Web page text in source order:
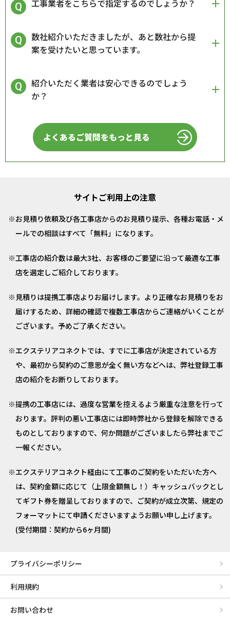
工事業者をこちらで指定するのでしょうか？
数社紹介いただきましたが、あと数社から提
案を受けたいと思っています。
紹介いただく業者は安心できるのでしょう
か？
よくあるご質問をもっと見る
サイトご利用上の注意
お見積り依頼及び各工事店からのお見積り提示、各種お電話・メ
ールでの相談はすべて「無料」になります。
工事店の紹介数は最大3社、お客様のご要望に沿って最適な工事
店を選定しご紹介しております。
見積りは提携工事店よりお届けします。より正確なお見積りをお
届けするため、詳細の確認で複数工事店からご連絡がいくことが
ございます。予めご了承ください。
エクステリアコネクトでは、すでに工事店が決定されている方
や、最初から契約のご意思が全く無い方などへは、弊社登録工事
店の紹介をお断りしております。
提携の工事店には、過度な営業を控えるよう厳重な注意を行って
おります。評判の悪い工事店には即時弊社から登録を解除できる
ものとしておりますので、何か問題がございましたら弊社までご
一報ください。
エクステリアコネクト経由にて工事のご契約をいただいた方へ
は、契約金額に応じて（上限金額無し！）キャッシュバックとし
てギフト券を贈呈しておりますので、ご契約が成立次第、規定の
フォーマットにて申請くださいますようお願い申し上げます。
(受付期間：契約から6ヶ月間)
プライバシーポリシー
利用規約
お問い合わせ